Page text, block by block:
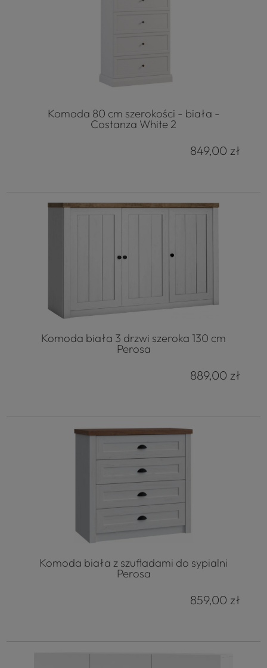
Komoda 80 cm szerokości - biała -
Costanza White 2
849,00 zł
Komoda biała 3 drzwi szeroka 130 cm
Perosa
889,00 zł
Komoda biała z szufladami do sypialni
Perosa
859,00 zł